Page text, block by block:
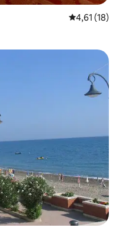
4,61 (18)